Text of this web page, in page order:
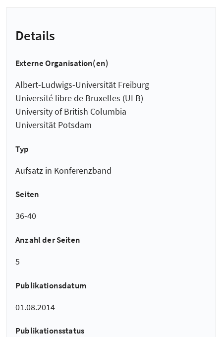
Details
Externe Organisation(en)
Albert-Ludwigs-Universität Freiburg
Université libre de Bruxelles (ULB)
University of British Columbia
Universität Potsdam
Typ
Aufsatz in Konferenzband
Seiten
36-40
Anzahl der Seiten
5
Publikationsdatum
01.08.2014
Publikationsstatus